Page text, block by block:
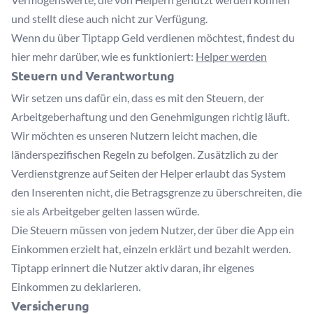
und stellt diese auch nicht zur Verfügung.
Wenn du über Tiptapp Geld verdienen möchtest, findest du
hier mehr darüber, wie es funktioniert: Helper werden
Steuern und Verantwortung
Wir setzen uns dafür ein, dass es mit den Steuern, der
Arbeitgeberhaftung und den Genehmigungen richtig läuft.
Wir möchten es unseren Nutzern leicht machen, die
länderspezifischen Regeln zu befolgen. Zusätzlich zu der
Verdienstgrenze auf Seiten der Helper erlaubt das System
den Inserenten nicht, die Betragsgrenze zu überschreiten, die
sie als Arbeitgeber gelten lassen würde.
Die Steuern müssen von jedem Nutzer, der über die App ein
Einkommen erzielt hat, einzeln erklärt und bezahlt werden.
Tiptapp erinnert die Nutzer aktiv daran, ihr eigenes
Einkommen zu deklarieren.
Versicherung